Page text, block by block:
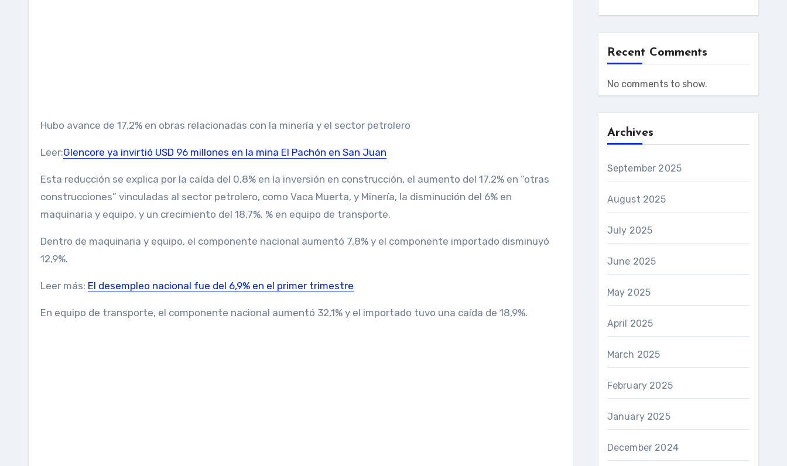
Hubo avance de 17,2% en obras relacionadas con la minería y el sector petrolero
Leer:Glencore ya invirtió USD 96 millones en la mina El Pachón en San Juan
Esta reducción se explica por la caída del 0,8% en la inversión en construcción, el aumento del 17,2% en “otras
construcciones” vinculadas al sector petrolero, como Vaca Muerta, y Minería, la disminución del 6% en
maquinaria y equipo, y un crecimiento del 18,7%. % en equipo de transporte.
Dentro de maquinaria y equipo, el componente nacional aumentó 7,8% y el componente importado disminuyó
12,9%.
Leer más: El desempleo nacional fue del 6,9% en el primer trimestre
En equipo de transporte, el componente nacional aumentó 32,1% y el importado tuvo una caída de 18,9%.
Recent Comments
No comments to show.
Archives
September 2025
August 2025
July 2025
June 2025
May 2025
April 2025
March 2025
February 2025
January 2025
December 2024